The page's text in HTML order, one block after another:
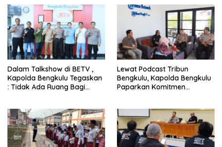
Dalam Talkshow di BETV ,
Kapolda Bengkulu Tegaskan
: Tidak Ada Ruang Bagi
Lewat Podcast Tribun
Bengkulu, Kapolda Bengkulu
Paparkan Komitmen